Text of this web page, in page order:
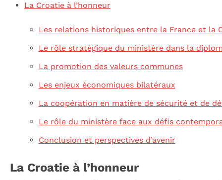
La Croatie à l’honneur
Les relations historiques entre la France et la
Le rôle stratégique du ministère dans la
La promotion des valeurs communes
Les enjeux économiques bilatéraux
La coopération en matière de sécurité et de
Le rôle du ministère face aux défis
Conclusion et perspectives d’avenir
La Croatie à l’honneur